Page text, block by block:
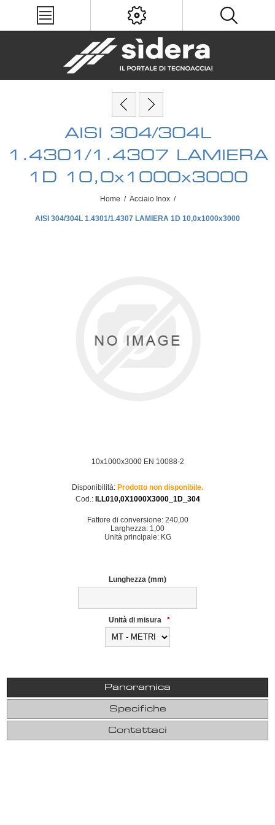
AISI 304/304L
1.4301/1.4307 LAMIERA
1D 10,0x1000x3000
Home / Acciaio Inox /
AISI 304/304L 1.4301/1.4307 LAMIERA 1D 10,0x1000x3000
10x1000x3000 EN 10088-2
Disponibilità: Prodotto non disponibile.
Cod.:
ILL010,0X1000X3000_1D_304
Fattore di conversione: 240,00
Larghezza: 1,00
Unità principale: KG
Lunghezza (mm)
Unità di misura *
Panoramica
Specifiche
Contattaci